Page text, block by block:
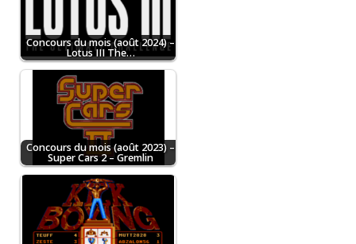
Concours du mois (août 2024) –
Lotus III The…
Concours du mois (août 2023) –
Super Cars 2 – Gremlin